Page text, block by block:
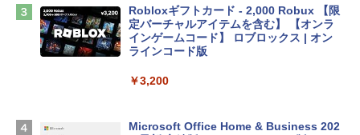
Apple 2026 MacBook Air M5チップ搭載
13インチノートブック：AIとApple Intell
igence、13.6インチLiquid Retinaディ
TB SSDストレージ、12MPセンターフレ
Robloxギフトカード - 2,000 Robux 【限
定バーチャルアイテムを含む】 【オンラ
インゲームコード】 ロブロックス | オン
ラインコード版
￥3,200
Microsoft Office Home & Business 202